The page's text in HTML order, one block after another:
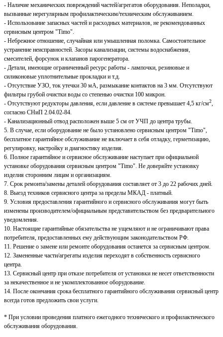
- Наличие механических повреждений частей/агрегатов оборудования. Неполадки,
вызванные нерегулярным профилактическим/техническим обслуживанием.
- Использование запасных частей и расходных материалов, не рекомендованных
сервисным центром "Timo".
- Небрежное отношение, случайная или умышленная поломка. Самостоятельное
устранение неисправностей. Засоры канализации, системы водоснабжения,
смесителей, форсунок и клапанов парогенератора.
- Детали, имеющие ограниченный ресурс работы - лампочки, резиновые и
силиконовые уплотнительные прокладки и т.д.
- Отсутствие УЗО, ток утечки 30 мА, размыкание контактов на 3 мм. Отсутствуют
фильтры грубой очистки воды со степенью очистки 100 микрон.
- Отсутствуют редукторы давления, если давление в системе превышает 4,5 кг/см2
согласно СНиП 2.04.02-84.
- Канализационный отвод расположен выше 5 см от УЧП до центра трубы.
5. В случае, если оборудование не было установлено сервисным центром "Timo",
бесплатное гарантийное обслуживание не включает в себя отладку, герметизацию,
регулировку, настройку и диагностику изделия.
6. Полное гарантийное и сервисное обслуживание наступает при официальной
установке оборудования сервисным центром "Timo". Не доверяйте установку
изделия сторонним лицам и организациям.
7. Срок ремонта/замены деталей оборудования составляет от 3 до 22 рабочих дней.
8. Выезд техников сервисного центра за пределы МКАД - платный.
9. Условия предоставления гарантийного и сервисного обслуживания могут быть
изменены производителем/официальным представительством без предварительного
уведомления.
10. Настоящие гарантийные обязательства не ущемляют и не ограничивают права
потребителя, предоставленных ему действующим законодательством РФ.
11. Решение о замене или ремонте оборудования останется за сервисным центром.
12. Замененные части/агрегаты изделия переходят в собственность сервисного
центра.
13. Сервисный центр при отказе потребителя от установки не несет ответственности
за некачественное и не укомплектованное оборудование.
14. После окончания срока бесплатного гарантийного обслуживания сервисный центр
всегда готов предложить свои услуги.
* При условии проведения платного ежегодного технического и профилактического
обслуживания оборудования.